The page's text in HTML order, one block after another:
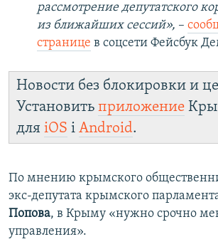
рассмотрение депутатского
из ближайших сессий», –
странице в соцсети Фейсбук
Новости без блокировки и
Установить приложение
для iOS і Android.
По мнению крымского
экс-депутата крымского
Попова, в Крыму «нужно срочно
управления».